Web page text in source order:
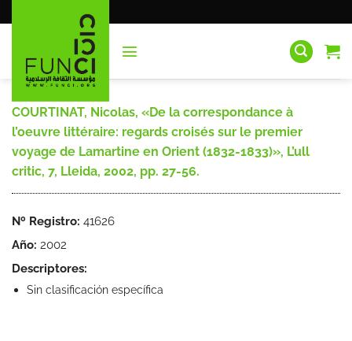
al
COURTINAT, Nicolas, «De la correspondance à
l’oeuvre littéraire: regards croisés sur le premier
voyage de Lamartine en Orient (1832-1833)», L’ull
critic, 7, Lleida, 2002, pp. 27-56.
Nº Registro: 41626
Año: 2002
Descriptores:
Sin clasificación específica